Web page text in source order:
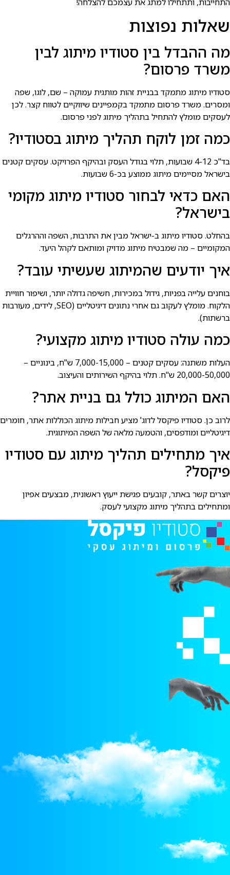
שאלות נפוצות
מה ההבדל בין סטודיו מיתוג לבין
משרד פרסום?
סטודיו מיתוג מתמקד בבניית זהות מותגית עמוקה – שם, לוגו, שפה
ומסרים. משרד פרסום מתמקד בקמפיינים שיווקיים לטווח קצר. לכן
לעסקים מומלץ להתחיל בתהליך מיתוג לפני פרסום.
כמה זמן לוקח תהליך מיתוג בסטודיו?
בד"כ 4-12 שבועות, תלוי בגודל העסק ובהיקף הפרויקט. עסקים קטנים
בישראל מסיימים מיתוג ממוצע בכ-6 שבועות.
האם כדאי לבחור סטודיו מיתוג מקומי
בישראל?
בהחלט. סטודיו מיתוג ב-ישראל מבין את התרבות, השפה וההרגלים
המקומיים – מה שמבטיח מיתוג מדויק ומותאם לקהל היעד.
איך יודעים שהמיתוג שעשיתי עובד?
בוחנים עלייה בפניות, גידול במכירות, חשיפה גדולה יותר, ושיפור חוויית
הלקוח. מומלץ לעקוב גם אחרי נתונים דיגיטליים (SEO, לידים, מעורבות
ברשתות).
כמה עולה סטודיו מיתוג מקצועי?
העלות משתנה: עסקים קטנים – 7,000-15,000 ש"ח, בינוניים –
20,000-50,000 ש"ח. תלוי בהיקף השירותים והעיצוב.
האם המיתוג כולל גם בניית אתר?
לרוב כן. סטודיו פיקסל לדוג' מציע חבילות מיתוג הכוללות אתר, חומרים
דיגיטליים ומודפסים, והטמעה מלאה של השפה המיתוגית.
איך מתחילים תהליך מיתוג עם סטודיו
פיקסל?
יוצרים קשר באתר, קובעים פגישת ייעוץ ראשונית, מבצעים אפיון
ומתחילים בתהליך מיתוג מקצועי לעסק.